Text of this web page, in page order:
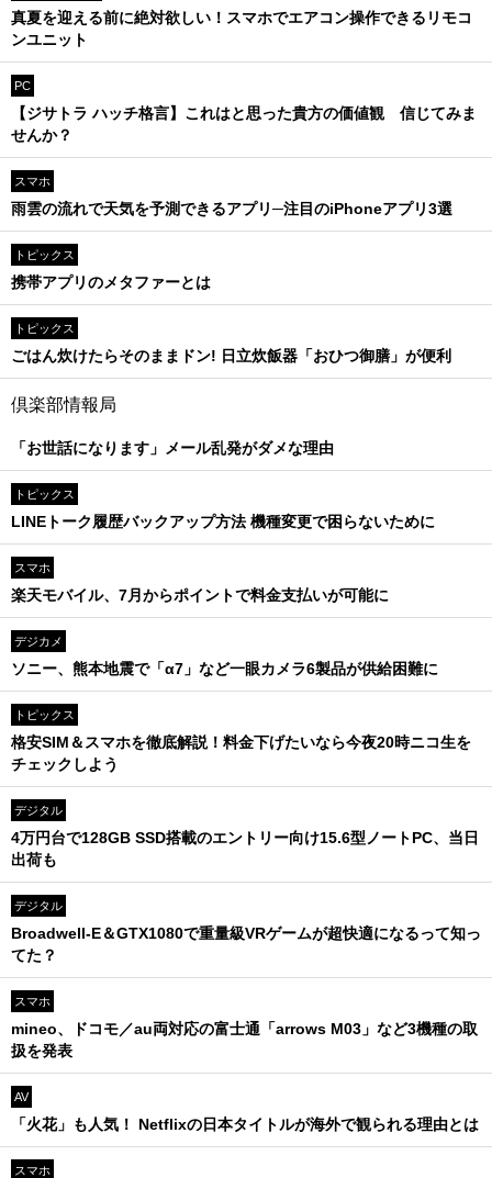
真夏を迎える前に絶対欲しい！スマホでエアコン操作できるリモコ
ンユニット
PC
【ジサトラ ハッチ格言】これはと思った貴方の価値観 信じてみま
せんか？
スマホ
雨雲の流れで天気を予測できるアプリ─注目のiPhoneアプリ3選
トピックス
携帯アプリのメタファーとは
トピックス
ごはん炊けたらそのままドン! 日立炊飯器「おひつ御膳」が便利
倶楽部情報局
「お世話になります」メール乱発がダメな理由
トピックス
LINEトーク履歴バックアップ方法 機種変更で困らないために
スマホ
楽天モバイル、7月からポイントで料金支払いが可能に
デジカメ
ソニー、熊本地震で「α7」など一眼カメラ6製品が供給困難に
トピックス
格安SIM＆スマホを徹底解説！料金下げたいなら今夜20時ニコ生を
チェックしよう
デジタル
4万円台で128GB SSD搭載のエントリー向け15.6型ノートPC、当日
出荷も
デジタル
Broadwell-E＆GTX1080で重量級VRゲームが超快適になるって知っ
てた？
スマホ
mineo、ドコモ／au両対応の富士通「arrows M03」など3機種の取
扱を発表
AV
「火花」も人気！ Netflixの日本タイトルが海外で観られる理由とは
スマホ